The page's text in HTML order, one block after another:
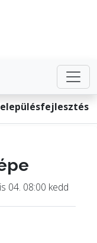
04. 08:00 kedd